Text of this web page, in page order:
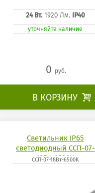
24 Вт.1920 Лм. IP40
уточняйте наличие
0 руб.
В КОРЗИНУ 
Светильник IP65
светодиодный ССП-07-
18Вт-6500K
ССП-07-18Вт-6500K